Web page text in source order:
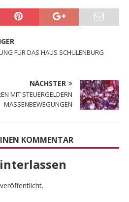
FÜR DAS HAUS SCHULENBURG
NÄCHSTER
MIT STEUERGELDERN
MASSENBEWEGUNGEN
KOMMENTAR